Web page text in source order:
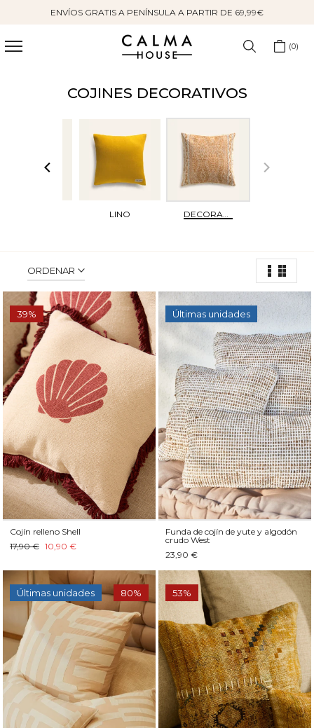
contenido
ENVÍOS GRATIS A PENÍNSULA A PARTIR DE 69,99€
0
COJINES DECORATIVOS
LINO DECORATIVOS
ORDENAR
39%
Cojín relleno Shell
17,90 € 10,90 €
Últimas unidades
Funda de cojín de yute y algodón
crudo West
23,90 €
Últimas unidades 80% 53%